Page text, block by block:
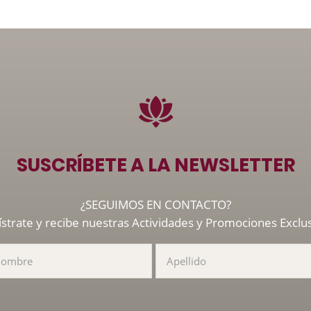
SUSCRÍBETE A LA NEWSLETTER
¿SEGUIMOS EN CONTACTO?
y recibe nuestras Actividades y Promociones